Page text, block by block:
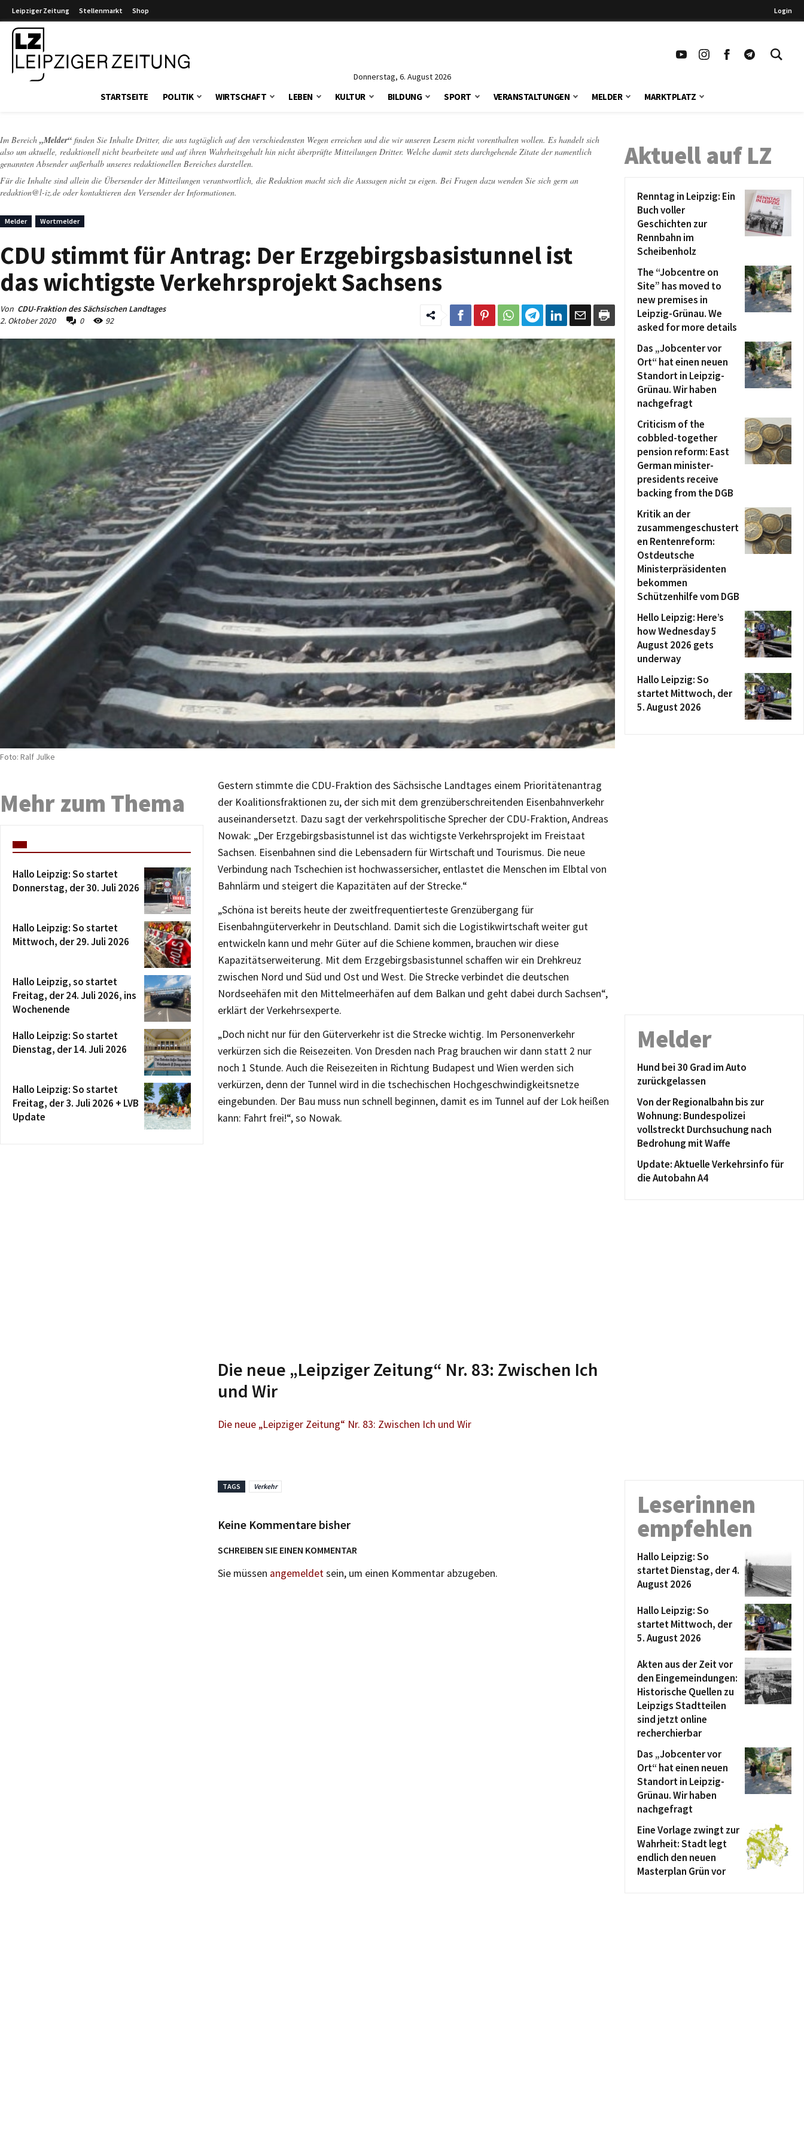
Leipziger Zeitung Stellenmarkt Shop Login
Donnerstag, 6. August 2026
STARTSEITE POLITIK WIRTSCHAFT LEBEN KULTUR BILDUNG SPORT VERANSTALTUNGEN MELDER MARKTPLATZ
Im Bereich „Melder“ finden Sie Inhalte Dritter, die uns tagtäglich auf den verschiedensten Wegen erreichen und die wir unseren Lesern nicht vorenthalten wollen. Es handelt sich
also um aktuelle, redaktionell nicht bearbeitete und auf ihren Wahrheitsgehalt hin nicht überprüfte Mitteilungen Dritter. Welche damit stets durchgehende Zitate der namentlich
genannten Absender außerhalb unseres redaktionellen Bereiches darstellen.
Für die Inhalte sind allein die Übersender der Mitteilungen verantwortlich, die Redaktion macht sich die Aussagen nicht zu eigen. Bei Fragen dazu wenden Sie sich gern an
redaktion@l-iz.de oder kontaktieren den Versender der Informationen.
Melder Wortmelder
CDU stimmt für Antrag: Der Erzgebirgsbasistunnel ist
das wichtigste Verkehrsprojekt Sachsens
Von CDU-Fraktion des Sächsischen Landtages
2. Oktober 2020
0 92
Foto: Ralf Julke
Gestern stimmte die CDU-Fraktion des Sächsische Landtages einem Prioritätenantrag
der Koalitionsfraktionen zu, der sich mit dem grenzüberschreitenden Eisenbahnverkehr
auseinandersetzt. Dazu sagt der verkehrspolitische Sprecher der CDU-Fraktion, Andreas
Nowak: „Der Erzgebirgsbasistunnel ist das wichtigste Verkehrsprojekt im Freistaat
Sachsen. Eisenbahnen sind die Lebensadern für Wirtschaft und Tourismus. Die neue
Verbindung nach Tschechien ist hochwassersicher, entlastet die Menschen im Elbtal von
Bahnlärm und steigert die Kapazitäten auf der Strecke.“
„Schöna ist bereits heute der zweitfrequentierteste Grenzübergang für
Eisenbahngüterverkehr in Deutschland. Damit sich die Logistikwirtschaft weiter gut
entwickeln kann und mehr Güter auf die Schiene kommen, brauchen wir diese
Kapazitätserweiterung. Mit dem Erzgebirgsbasistunnel schaffen wir ein Drehkreuz
zwischen Nord und Süd und Ost und West. Die Strecke verbindet die deutschen
Nordseehäfen mit den Mittelmeerhäfen auf dem Balkan und geht dabei durch Sachsen“,
erklärt der Verkehrsexperte.
„Doch nicht nur für den Güterverkehr ist die Strecke wichtig. Im Personenverkehr
verkürzen sich die Reisezeiten. Von Dresden nach Prag brauchen wir dann statt 2 nur
noch 1 Stunde. Auch die Reisezeiten in Richtung Budapest und Wien werden sich
verkürzen, denn der Tunnel wird in die tschechischen Hochgeschwindigkeitsnetze
eingebunden. Der Bau muss nun schnell beginnen, damit es im Tunnel auf der Lok heißen
kann: Fahrt frei!“, so Nowak.
Die neue „Leipziger Zeitung“ Nr. 83: Zwischen Ich
und Wir
Die neue „Leipziger Zeitung“ Nr. 83: Zwischen Ich und Wir
TAGS Verkehr
Keine Kommentare bisher
SCHREIBEN SIE EINEN KOMMENTAR
Sie müssen angemeldetsein, um einen Kommentar abzugeben.
Mehr zum Thema
Hallo Leipzig: So startet
Donnerstag, der 30. Juli 2026
Hallo Leipzig: So startet
Mittwoch, der 29. Juli 2026
Hallo Leipzig, so startet
Freitag, der 24. Juli 2026, ins
Wochenende
Hallo Leipzig: So startet
Dienstag, der 14. Juli 2026
Hallo Leipzig: So startet
Freitag, der 3. Juli 2026 + LVB
Update
Aktuell auf LZ
Renntag in Leipzig: Ein
Buch voller
Geschichten zur
Rennbahn im
Scheibenholz
The “Jobcentre on
Site” has moved to
new premises in
Leipzig-Grünau. We
asked for more details
Das „Jobcenter vor
Ort“ hat einen neuen
Standort in Leipzig-
Grünau. Wir haben
nachgefragt
Criticism of the
cobbled-together
pension reform: East
German minister-
presidents receive
backing from the DGB
Kritik an der
zusammengeschustert
en Rentenreform:
Ostdeutsche
Ministerpräsidenten
bekommen
Schützenhilfe vom DGB
Hello Leipzig: Here’s
how Wednesday 5
August 2026 gets
underway
Hallo Leipzig: So
startet Mittwoch, der
5. August 2026
Melder
Hund bei 30 Grad im Auto
zurückgelassen
Von der Regionalbahn bis zur
Wohnung: Bundespolizei
vollstreckt Durchsuchung nach
Bedrohung mit Waffe
Update: Aktuelle Verkehrsinfo für
die Autobahn A4
Leserinnen
empfehlen
Hallo Leipzig: So
startet Dienstag, der 4.
August 2026
Hallo Leipzig: So
startet Mittwoch, der
5. August 2026
Akten aus der Zeit vor
den Eingemeindungen:
Historische Quellen zu
Leipzigs Stadtteilen
sind jetzt online
recherchierbar
Das „Jobcenter vor
Ort“ hat einen neuen
Standort in Leipzig-
Grünau. Wir haben
nachgefragt
Eine Vorlage zwingt zur
Wahrheit: Stadt legt
endlich den neuen
Masterplan Grün vor